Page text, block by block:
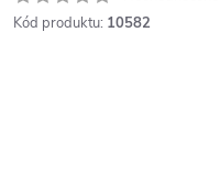
Kód produktu: 10582